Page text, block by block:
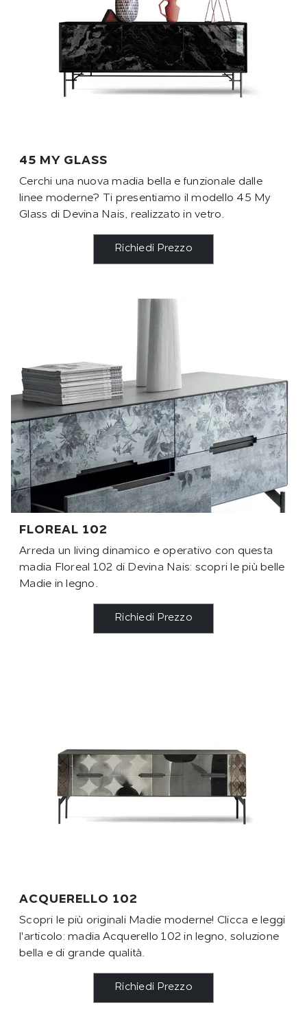
45 MY GLASS
Cerchi una nuova madia bella e funzionale dalle
linee moderne? Ti presentiamo il modello 45 My
Glass di Devina Nais, realizzato in vetro.
Richiedi Prezzo
FLOREAL 102
Arreda un living dinamico e operativo con questa
madia Floreal 102 di Devina Nais: scopri le più belle
Madie in legno.
Richiedi Prezzo
ACQUERELLO 102
Scopri le più originali Madie moderne! Clicca e leggi
l'articolo: madia Acquerello 102 in legno, soluzione
bella e di grande qualità.
Richiedi Prezzo